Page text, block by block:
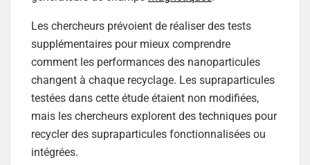
Les chercheurs prévoient de réaliser des tests
supplémentaires pour mieux comprendre
comment les performances des nanoparticules
changent à chaque recyclage. Les supraparticules
testées dans cette étude étaient non modifiées,
mais les chercheurs explorent des techniques pour
recycler des supraparticules fonctionnalisées ou
intégrées.